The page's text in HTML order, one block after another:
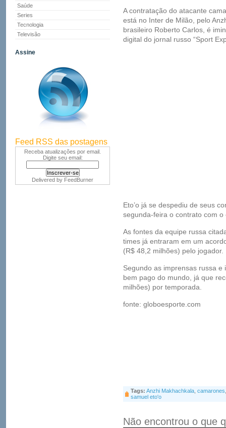
Saúde
Series
Tecnologia
Televisão
Assine
Feed RSS das postagens
Receba atualizações por email.
Digite seu email:
Delivered by FeedBurner
A contratação do atacante
está no Inter de Milão, pelo
brasileiro Roberto Carlos, é
digital do jornal russo “Sport
Eto’o já se despediu de seus
segunda-feira o contrato com
As fontes da equipe russa
times já entraram em um
(R$ 48,2 milhões) pelo jogador.
Segundo as imprensas russa e
bem pago do mundo, já que
milhões) por temporada.
fonte: globoesporte.com
Tags: Anzhi Makhachkala camarones
samuel eto'o
Não encontrou o que